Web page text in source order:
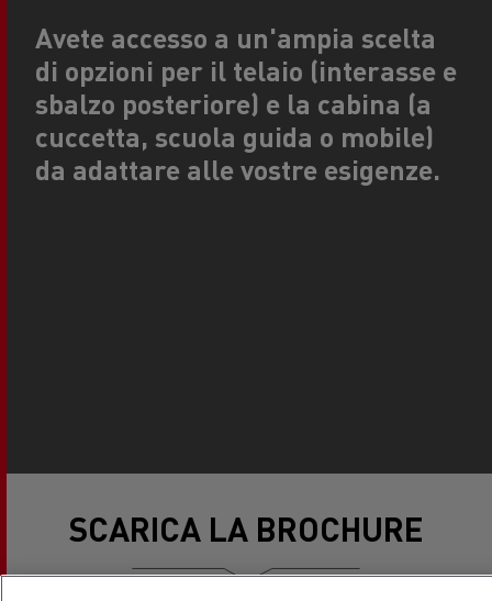
Avete accesso a un'ampia scelta
di opzioni per il telaio (interasse e
sbalzo posteriore) e la cabina (a
cuccetta, scuola guida o mobile)
da adattare alle vostre esigenze.
SCARICA LA BROCHURE